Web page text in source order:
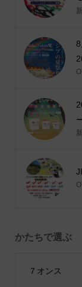
かたちで選ぶ
７オンス